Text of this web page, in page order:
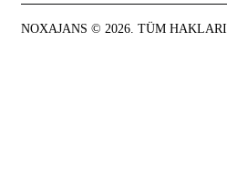
NOXAJANS © 2026. TÜM